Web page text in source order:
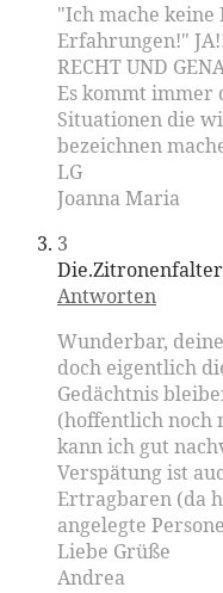
"Ich mache keine
Erfahrungen!"
RECHT UND
Es kommt immer
Situationen die
bezeichnen
LG
Joanna Maria
3
Antworten
Wunderbar,
doch eigentlich
Gedächtnis
(hoffentlich noch
kann ich gut
Verspätung ist
Ertragbaren (da
angelegte
Liebe Grüße
Andrea